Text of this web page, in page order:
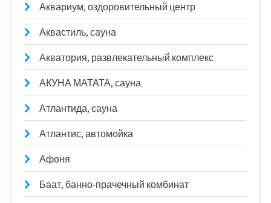
Аквариум, оздоровительный центр
Аквастиль, сауна
Акватория, развлекательный комплекс
АКУНА МАТАТА, сауна
Атлантида, сауна
Атлантис, автомойка
Афоня
Баат, банно-прачечный комбинат